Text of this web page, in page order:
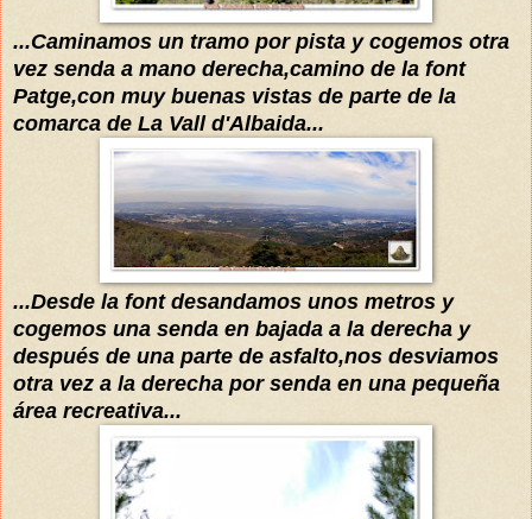
...Caminamos un tramo por pista y cogemos otra
vez senda a mano derecha,camino de la font
Patge,con muy buenas vistas de parte de la
comarca de La Vall d'Albaida...
...Desde la font desandamos unos metros y
cogemos una senda en bajada a la derecha y
después de una parte de asfalto,nos desviamos
otra vez a la derecha por senda en una pequeña
área recreativa...